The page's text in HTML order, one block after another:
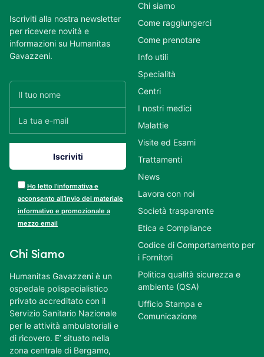
Iscriviti alla nostra newsletter
per ricevere novità e
informazioni su Humanitas
Gavazzeni.
Ho letto l’informativa e
acconsento all’invio del materiale
informativo e promozionale a
mezzo email
Chi Siamo
Humanitas Gavazzeni è un
ospedale polispecialistico
privato accreditato con il
Servizio Sanitario Nazionale
per le attività ambulatoriali e
di ricovero. E’ situato nella
zona centrale di Bergamo,
Chi siamo
Come raggiungerci
Come prenotare
Info utili
Specialità
Centri
I nostri medici
Malattie
Visite ed Esami
Trattamenti
News
Lavora con noi
Società trasparente
Etica e Compliance
Codice di Comportamento per
i Fornitori
Politica qualità sicurezza e
ambiente (QSA)
Ufficio Stampa e
Comunicazione